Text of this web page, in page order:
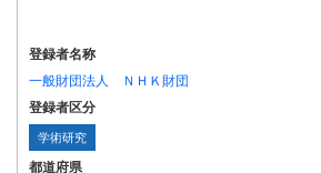
登録者名称
一般財団法人 ＮＨＫ財団
登録者区分
学術研究
都道府県